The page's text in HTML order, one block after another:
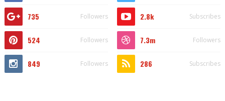
735 Followers 2.8k Subscribes
524 Followers 7.3m Followers
849 Followers 286 Subscribes